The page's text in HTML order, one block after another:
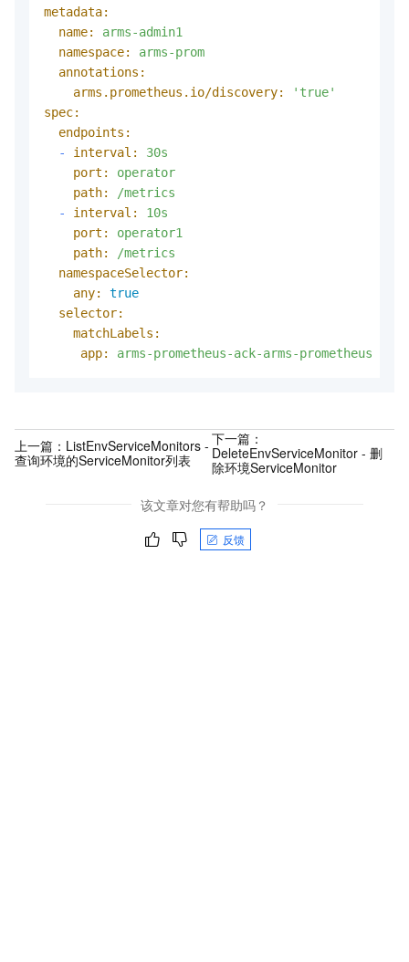
metadata:
name:
arms-admin1
namespace:
arms-prom
annotations:
arms.prometheus.io/discovery:
'true'
spec:
endpoints:
-
interval:
30s
port:
operator
path:
/metrics
-
interval:
10s
port:
operator1
path:
/metrics
namespaceSelector:
any:
true
selector:
matchLabels:
app:
arms-prometheus-ack-arms-prometheus
上一篇： ListEnvServiceMonitors -
查询环境的ServiceMonitor列表
下一篇：
DeleteEnvServiceMonitor - 删
除环境ServiceMonitor
该文章对您有帮助吗？
反馈